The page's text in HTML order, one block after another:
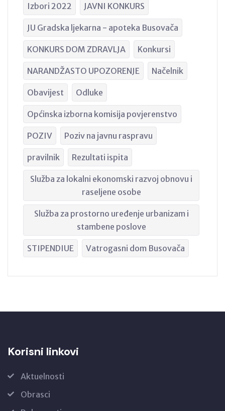
Izbori 2022 JAVNI KONKURS
JU Gradska ljekarna - apoteka Busovača
KONKURS DOM ZDRAVLJA Konkursi
NARANDŽASTO UPOZORENJE Načelnik
Obavijest Odluke
Općinska izborna komisija povjerenstvo
POZIV Poziv na javnu raspravu
pravilnik Rezultati ispita
Služba za lokalni ekonomski razvoj obnovu i
raseljene osobe
Služba za prostorno uređenje urbanizam i
stambene poslove
STIPENDIUE Vatrogasni dom Busovača
Korisni linkovi
Aktuelnosti
Obrasci